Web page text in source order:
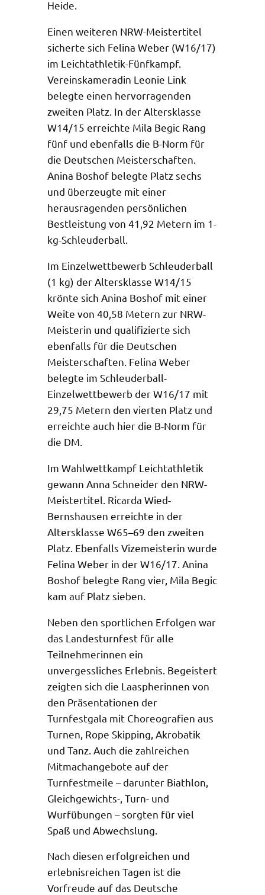
Heide.
Einen weiteren NRW-Meistertitel
sicherte sich Felina Weber (W16/17)
im Leichtathletik-Fünfkampf.
Vereinskameradin Leonie Link
belegte einen hervorragenden
zweiten Platz. In der Altersklasse
W14/15 erreichte Mila Begic Rang
fünf und ebenfalls die B-Norm für
die Deutschen Meisterschaften.
Anina Boshof belegte Platz sechs
und überzeugte mit einer
herausragenden persönlichen
Bestleistung von 41,92 Metern im 1-
kg-Schleuderball.
Im Einzelwettbewerb Schleuderball
(1 kg) der Altersklasse W14/15
krönte sich Anina Boshof mit einer
Weite von 40,58 Metern zur NRW-
Meisterin und qualifizierte sich
ebenfalls für die Deutschen
Meisterschaften. Felina Weber
belegte im Schleuderball-
Einzelwettbewerb der W16/17 mit
29,75 Metern den vierten Platz und
erreichte auch hier die B-Norm für
die DM.
Im Wahlwettkampf Leichtathletik
gewann Anna Schneider den NRW-
Meistertitel. Ricarda Wied-
Bernshausen erreichte in der
Altersklasse W65–69 den zweiten
Platz. Ebenfalls Vizemeisterin wurde
Felina Weber in der W16/17. Anina
Boshof belegte Rang vier, Mila Begic
kam auf Platz sieben.
Neben den sportlichen Erfolgen war
das Landesturnfest für alle
Teilnehmerinnen ein
unvergessliches Erlebnis. Begeistert
zeigten sich die Laaspherinnen von
den Präsentationen der
Turnfestgala mit Choreografien aus
Turnen, Rope Skipping, Akrobatik
und Tanz. Auch die zahlreichen
Mitmachangebote auf der
Turnfestmeile – darunter Biathlon,
Gleichgewichts-, Turn- und
Wurfübungen – sorgten für viel
Spaß und Abwechslung.
Nach diesen erfolgreichen und
erlebnisreichen Tagen ist die
Vorfreude auf das Deutsche